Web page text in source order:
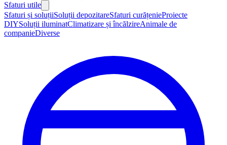
Sfaturi utile
Sfaturi și soluțiiSoluții depozitareSfaturi curățenieProiecte
DIYSoluții iluminatClimatizare și încălzireAnimale de
companieDiverse